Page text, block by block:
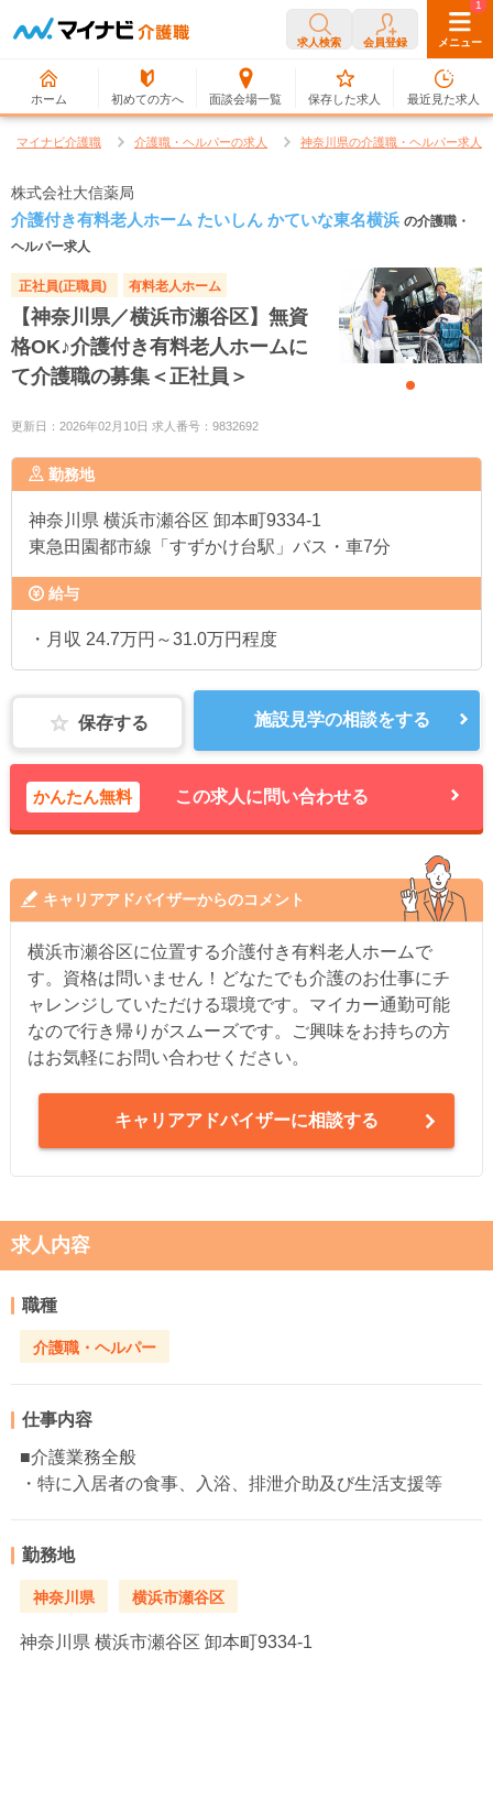
求人検索 会員登録 メニュー
ホーム 初めての方へ 面談会場一覧
0
保存した求人
1
最近見た求人
マイナビ介護職 介護職・ヘルパーの求人 神奈川県の介護職・ヘルパー求人
株式会社大信薬局
介護付き有料老人ホーム たいしん かていな東名横浜 の介護職・
ヘルパー求人
正社員(正職員) 有料老人ホーム
【神奈川県／横浜市瀬谷区】無資
格OK♪介護付き有料老人ホームに
て介護職の募集＜正社員＞
更新日：2026年02月10日 求人番号：9832692
勤務地
神奈川県 横浜市瀬谷区 卸本町9334-1
東急田園都市線「すずかけ台駅」バス・車7分
給与
・月収 24.7万円～31.0万円程度
保存する 施設見学の相談をする
かんたん無料 この求人に問い合わせる
キャリアアドバイザーからのコメント
横浜市瀬谷区に位置する介護付き有料老人ホームで
す。資格は問いません！どなたでも介護のお仕事にチ
ャレンジしていただける環境です。マイカー通勤可能
なので行き帰りがスムーズです。ご興味をお持ちの方
はお気軽にお問い合わせください。
キャリアアドバイザーに相談する
求人内容
職種
介護職・ヘルパー
仕事内容
■介護業務全般
・特に入居者の食事、入浴、排泄介助及び生活支援等
勤務地
神奈川県 横浜市瀬谷区
神奈川県 横浜市瀬谷区 卸本町9334-1